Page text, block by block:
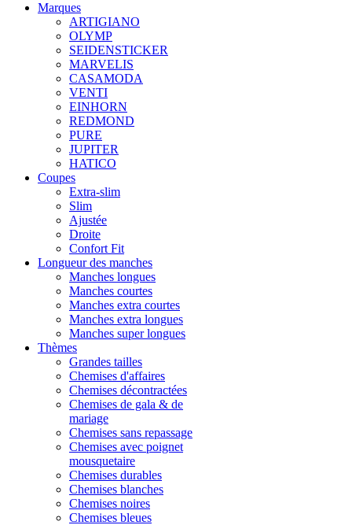
Marques
ARTIGIANO
OLYMP
SEIDENSTICKER
MARVELIS
CASAMODA
VENTI
EINHORN
REDMOND
PURE
JUPITER
HATICO
Coupes
Extra-slim
Slim
Ajustée
Droite
Confort Fit
Longueur des manches
Manches longues
Manches courtes
Manches extra courtes
Manches extra longues
Manches super longues
Thèmes
Grandes tailles
Chemises d'affaires
Chemises décontractées
Chemises de gala & de
mariage
Chemises sans repassage
Chemises avec poignet
mousquetaire
Chemises durables
Chemises blanches
Chemises noires
Chemises bleues